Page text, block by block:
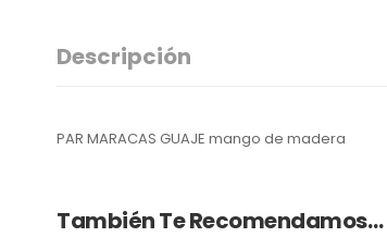
Descripción
PAR MARACAS GUAJE mango de madera
También Te Recomendamos…